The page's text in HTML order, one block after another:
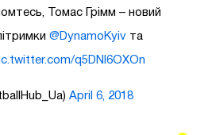
Томас Грімм – новий
@DynamoKyiv та
q5DNl6OXOn
April 6, 2018